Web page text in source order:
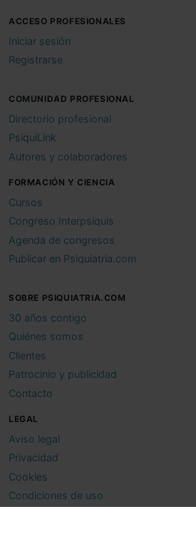
ACCESO PROFESIONALES
Iniciar sesión
Registrarse
COMUNIDAD PROFESIONAL
Directorio profesional
PsiquiLink
Autores y colaboradores
FORMACIÓN Y CIENCIA
Cursos
Congreso Interpsiquis
Agenda de congresos
Publicar en Psiquiatria.com
SOBRE PSIQUIATRIA.COM
30 años contigo
Quiénes somos
Clientes
Patrocinio y publicidad
Contacto
LEGAL
Aviso legal
Privacidad
Cookies
Condiciones de uso